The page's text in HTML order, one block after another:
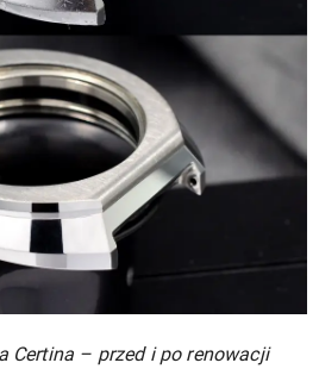
Certina – przed i po renowacji